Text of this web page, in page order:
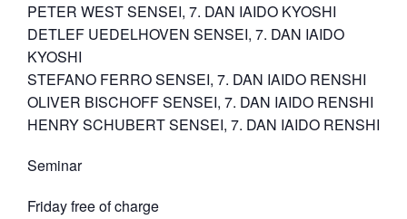
PETER WEST SENSEI, 7. DAN IAIDO KYOSHI
DETLEF UEDELHOVEN SENSEI, 7. DAN IAIDO
KYOSHI
STEFANO FERRO SENSEI, 7. DAN IAIDO RENSHI
OLIVER BISCHOFF SENSEI, 7. DAN IAIDO RENSHI
HENRY SCHUBERT SENSEI, 7. DAN IAIDO RENSHI
Seminar
Friday free of charge